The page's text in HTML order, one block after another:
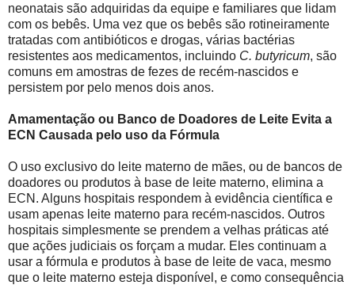
neonatais são adquiridas da equipe e familiares que lidam
com os bebês. Uma vez que os bebês são rotineiramente
tratadas com antibióticos e drogas, várias bactérias
resistentes aos medicamentos, incluindo C. butyricum, são
comuns em amostras de fezes de recém-nascidos e
persistem por pelo menos dois anos.
Amamentação ou Banco de Doadores de Leite Evita a
ECN Causada pelo uso da Fórmula
O uso exclusivo do leite materno de mães, ou de bancos de
doadores ou produtos à base de leite materno, elimina a
ECN. Alguns hospitais respondem à evidência científica e
usam apenas leite materno para recém-nascidos. Outros
hospitais simplesmente se prendem a velhas práticas até
que ações judiciais os forçam a mudar. Eles continuam a
usar a fórmula e produtos à base de leite de vaca, mesmo
que o leite materno esteja disponível, e como consequência